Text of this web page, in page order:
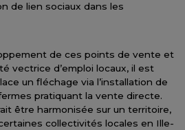
de lien sociaux dans les
de ces points de vente et
vectrice d’emploi locaux, il est
un fléchage via l’installation de
pratiquant la vente directe.
être harmonisée sur un territoire,
collectivités locales en Ille-